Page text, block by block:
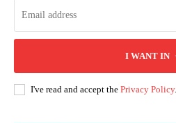
I WANT IN
I've read and accept the Privacy Policy.